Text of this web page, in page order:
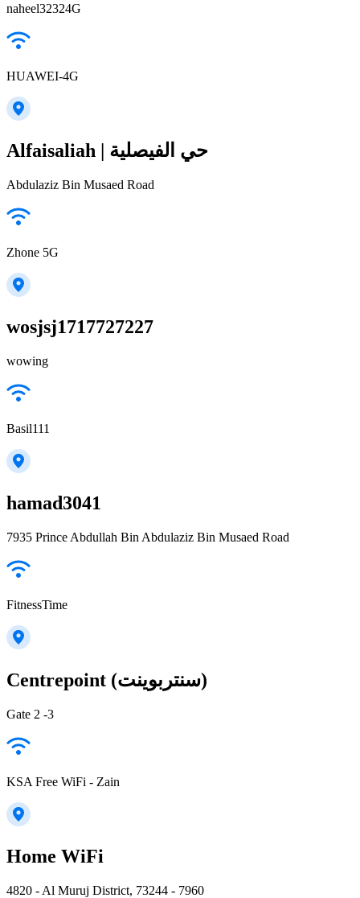
naheel32324G
HUAWEI-4G
Alfaisaliah | حي الفيصلية
Abdulaziz Bin Musaed Road
Zhone 5G
wosjsj1717727227
wowing
Basil111
hamad3041
7935 Prince Abdullah Bin Abdulaziz Bin Musaed Road
FitnessTime
Centrepoint (سنتربوينت)
Gate 2 -3
KSA Free WiFi - Zain
Home WiFi
4820 - Al Muruj District, 73244 - 7960